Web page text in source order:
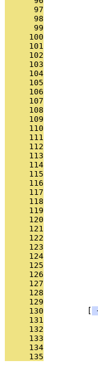
      97
      98
      99
     100
     101
     102
     103
     104
     105
     106
     107
     108
     109
     110
     111
     112
     113
     114
     115
     116
     117
     118
     119
     120
     121
     122
     123
     124
     125
     126
     127
     128
     129
     130
     131
     132
     133
     134
     135